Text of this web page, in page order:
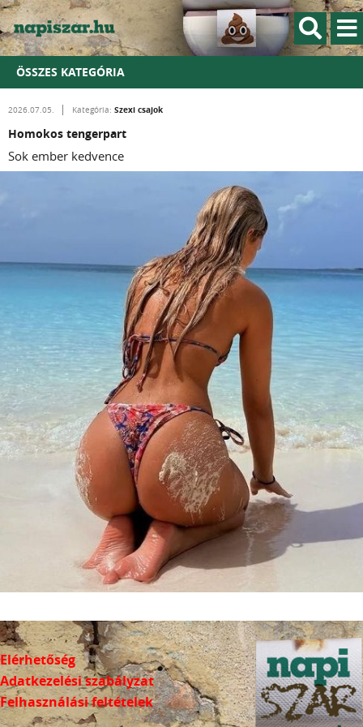
ÖSSZES KATEGÓRIA
2026.07.05. Kategória: Szexi csajok
Homokos tengerpart
Sok ember kedvence
Elérhetőség
Adatkezelési szabályzat
Felhasználási feltételek